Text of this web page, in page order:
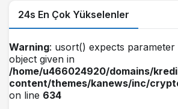
24s En Çok Yükselenler
Warning: usort() expects parameter
object given in
/home/u466024920/domains/
content/themes/kanews/inc/
on line 634